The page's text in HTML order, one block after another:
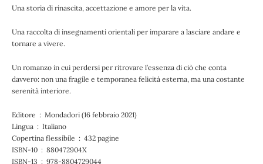
Una storia di rinascita, accettazione e amore per la vita.
Una raccolta di insegnamenti orientali per imparare a lasciare andare e
tornare a vivere.
Un romanzo in cui perdersi per ritrovare l’essenza di ciò che conta
davvero: non una fragile e temporanea felicità esterna, ma una costante
serenità interiore.
Editore ‏ : ‎ Mondadori (16 febbraio 2021)
Lingua ‏ : ‎ Italiano
Copertina flessibile ‏ : ‎ 432 pagine
ISBN-10 ‏ : ‎ 880472904X
ISBN-13 ‏ : ‎ 978-8804729044